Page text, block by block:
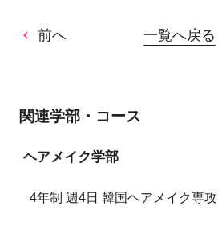
前へ 一覧へ戻る
関連学部・コース
ヘアメイク学部
4年制 週4日 韓国ヘアメイク専攻